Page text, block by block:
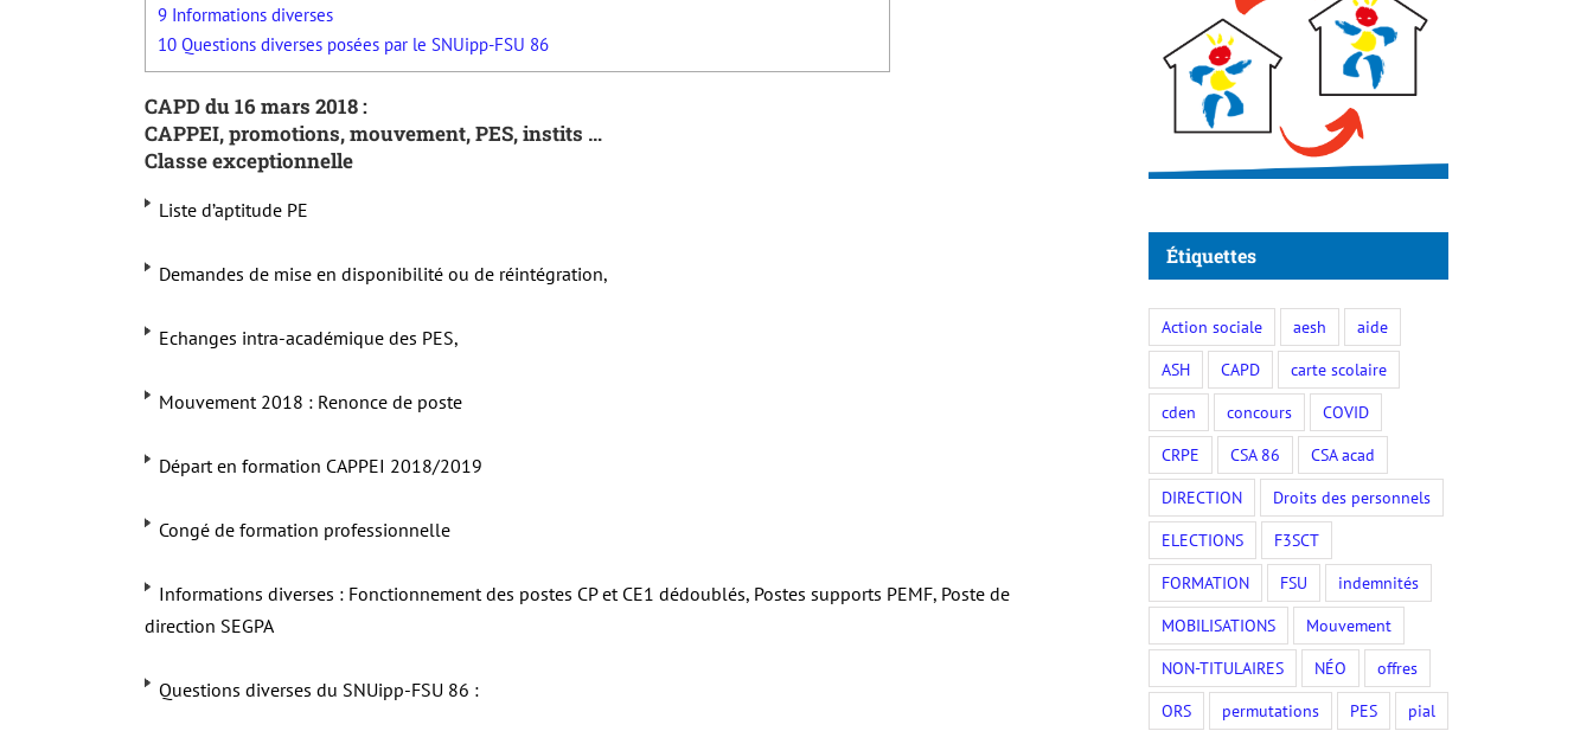
9 Informations diverses
10 Questions diverses posées par le SNUipp-FSU 86
CAPD du 16 mars 2018 :
CAPPEI, promotions, mouvement, PES, instits …
Classe exceptionnelle
Liste d’aptitude PE
Demandes de mise en disponibilité ou de réintégration,
Echanges intra-académique des PES,
Mouvement 2018 : Renonce de poste
Départ en formation CAPPEI 2018/2019
Congé de formation professionnelle
Informations diverses : Fonctionnement des postes CP et CE1 dédoublés, Postes supports PEMF, Poste de
direction SEGPA
Questions diverses du SNUipp-FSU 86 :
Étiquettes
Action sociale aesh
aide
ASH
CAPD
carte scolaire
cden
concours
COVID
CRPE
CSA 86
CSA acad
DIRECTION
Droits des personnels
ELECTIONS
F3SCT
FORMATION
FSU
indemnités
MOBILISATIONS
Mouvement
NON-TITULAIRES
NÉO
offres
ORS
permutations PES
pial